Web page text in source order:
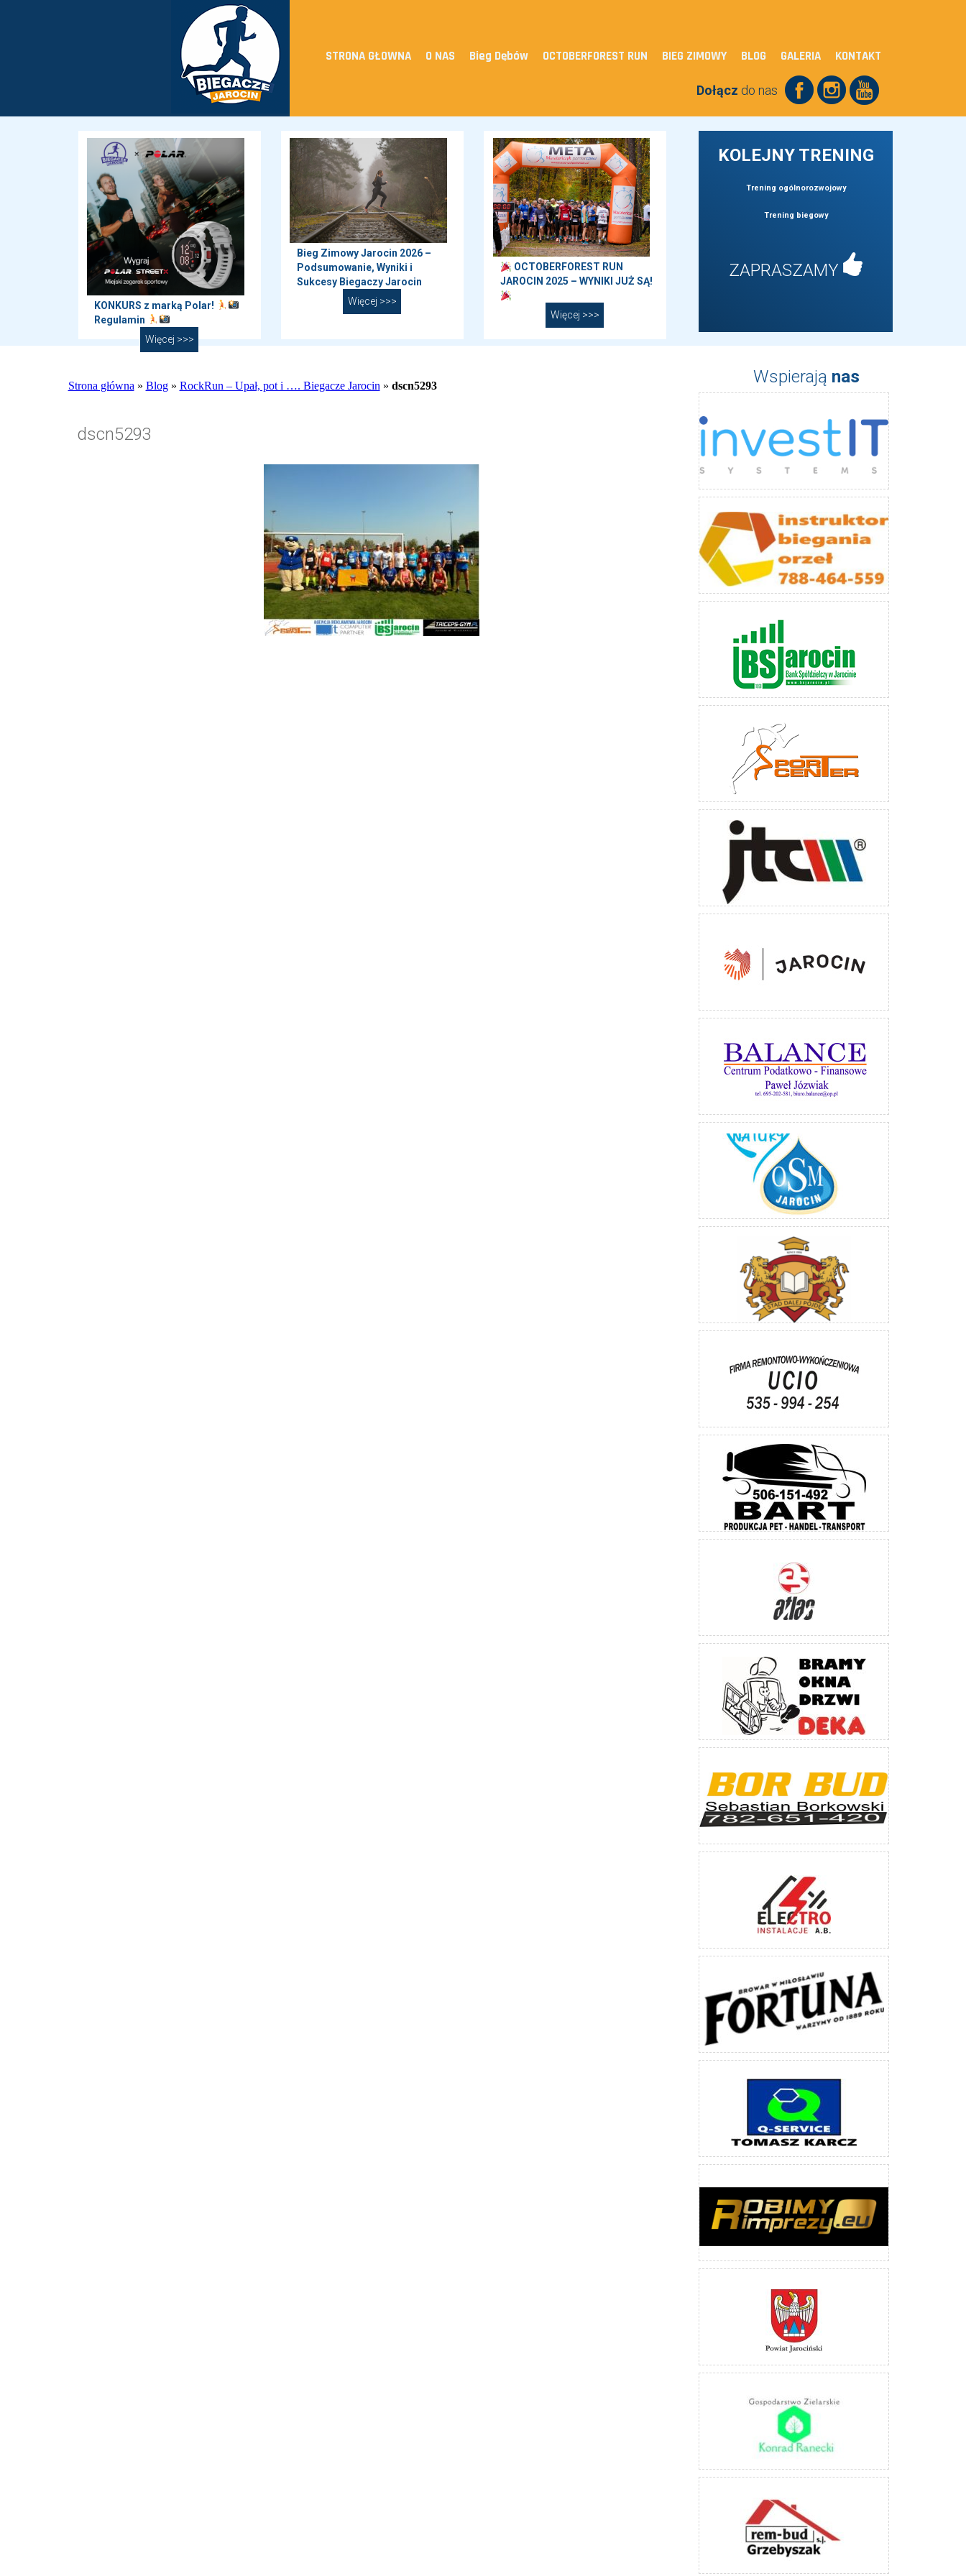
STRONA GŁOWNA O NAS Bieg Dębów OCTOBERFOREST RUN BIEG ZIMOWY BLOG GALERIA KONTAKT
Dołącz do nas
KONKURS z marką Polar!
Regulamin
Więcej >>>
Bieg Zimowy Jarocin 2026 –
Podsumowanie, Wyniki i
Sukcesy Biegaczy Jarocin
Więcej >>>
OCTOBERFOREST RUN
JAROCIN 2025 – WYNIKI JUŻ SĄ!
Więcej >>>
Strona główna » Blog» RockRun – Upał, pot i …. Biegacze Jarocin » dscn5293
dscn5293
KOLEJNY TRENING
Trening ogólnorozwojowy
Trening biegowy
ZAPRASZAMY
Wspierają nas